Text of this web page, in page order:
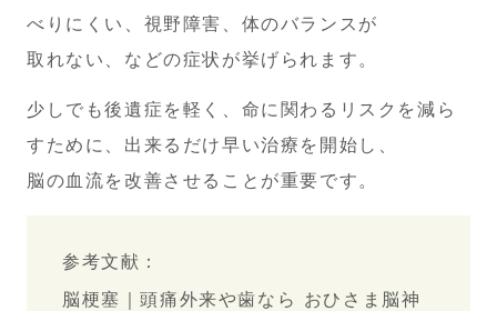
べりにくい、視野障害、体のバランスが
取れない、などの症状が挙げられます。
少しでも後遺症を軽く、命に関わるリスクを減ら
すために、出来るだけ早い治療を開始し、
脳の血流を改善させることが重要です。
参考文献：
脳梗塞｜頭痛外来や歯なら おひさま脳神